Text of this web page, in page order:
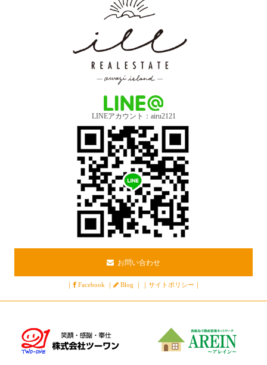
LINEアカウント：airu2121
お問い合わせ
｜ Facebook ｜ Blog ｜ ｜ サイトポリシー ｜